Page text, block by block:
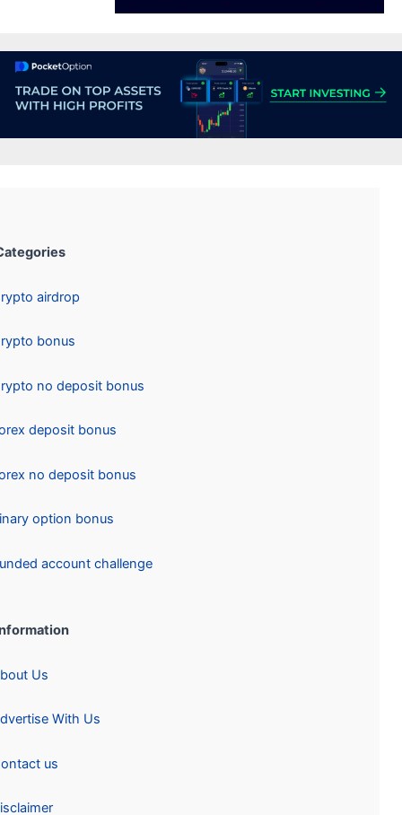
Categories:
Crypto airdrop
Crypto bonus
Crypto no deposit bonus
Forex deposit bonus
Forex no deposit bonus
Binary option bonus
Funded account challenge
Information:
About Us
Advertise With Us
Contact us
Disclaimer